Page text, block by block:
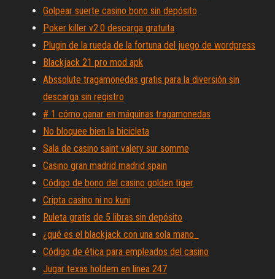
Golpear suerte casino bono sin depósito
Poker killer v2.0 descarga gratuita
Plugin de la rueda de la fortuna del juego de wordpress
Blackjack 21 pro mod apk
Abssolute tragamonedas gratis para la diversión sin
descarga sin registro
# 1 cómo ganar en máquinas tragamonedas
No bloquee bien la bicicleta
Sala de casino saint valery sur somme
Casino gran madrid madrid spain
Código de bono del casino golden tiger
Cripta casino ni no kuni
Ruleta gratis de 5 libras sin depósito
¿qué es el blackjack con una sola mano_
Código de ética para empleados del casino
Jugar texas holdem en línea 247